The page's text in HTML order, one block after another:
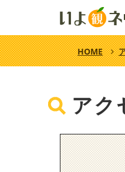
HOME
アク